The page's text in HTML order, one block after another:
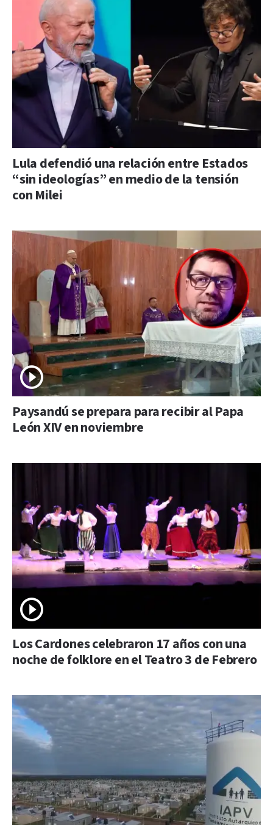
Lula defendió una relación entre Estados
“sin ideologías” en medio de la tensión
con Milei
Paysandú se prepara para recibir al Papa
León XIV en noviembre
Los Cardones celebraron 17 años con una
noche de folklore en el Teatro 3 de Febrero